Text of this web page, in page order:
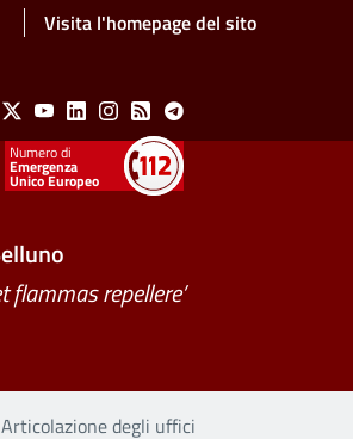
Visita l'homepage del sito
Social Menu
X YoutubeLinkedinInstagram
Feed Telegram
Emergenza
Unico Europeo
flammas repellere’
Articolazione degli uffici